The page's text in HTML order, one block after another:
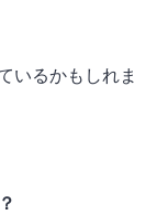
いるかもしれま